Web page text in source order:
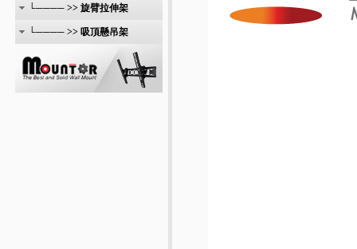
└──── >> 旋臂拉伸架
└──── >> 吸頂懸吊架